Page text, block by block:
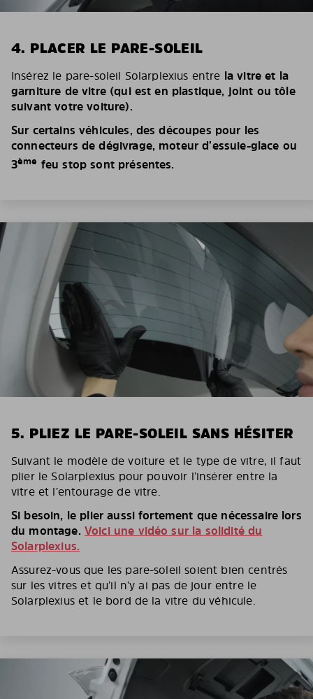
4. PLACER LE PARE-SOLEIL
Insérez le pare-soleil Solarplexius entre la vitre et la
garniture de vitre (qui est en plastique, joint ou tôle
suivant votre voiture).
Sur certains véhicules, des découpes pour les
connecteurs de dégivrage, moteur d’essuie-glace ou
3ème feu stop sont présentes.
5. PLIEZ LE PARE-SOLEIL SANS HÉSITER
Suivant le modèle de voiture et le type de vitre, il faut
plier le Solarplexius pour pouvoir l’insérer entre la
vitre et l’entourage de vitre.
Si besoin, le plier aussi fortement que nécessaire lors
du montage. Voici une vidéo sur la solidité du
Solarplexius.
Assurez-vous que les pare-soleil soient bien centrés
sur les vitres et qu’il n’y ai pas de jour entre le
Solarplexius et le bord de la vitre du véhicule.